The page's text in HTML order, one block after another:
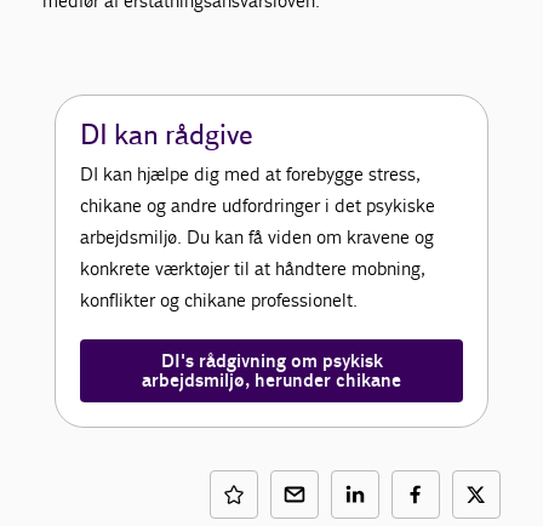
DI kan rådgive
DI kan hjælpe dig med at forebygge stress,
chikane og andre udfordringer i det psykiske
arbejdsmiljø. Du kan få viden om kravene og
konkrete værktøjer til at håndtere mobning,
konflikter og chikane professionelt.
DI's rådgivning om psykisk
arbejdsmiljø, herunder chikane